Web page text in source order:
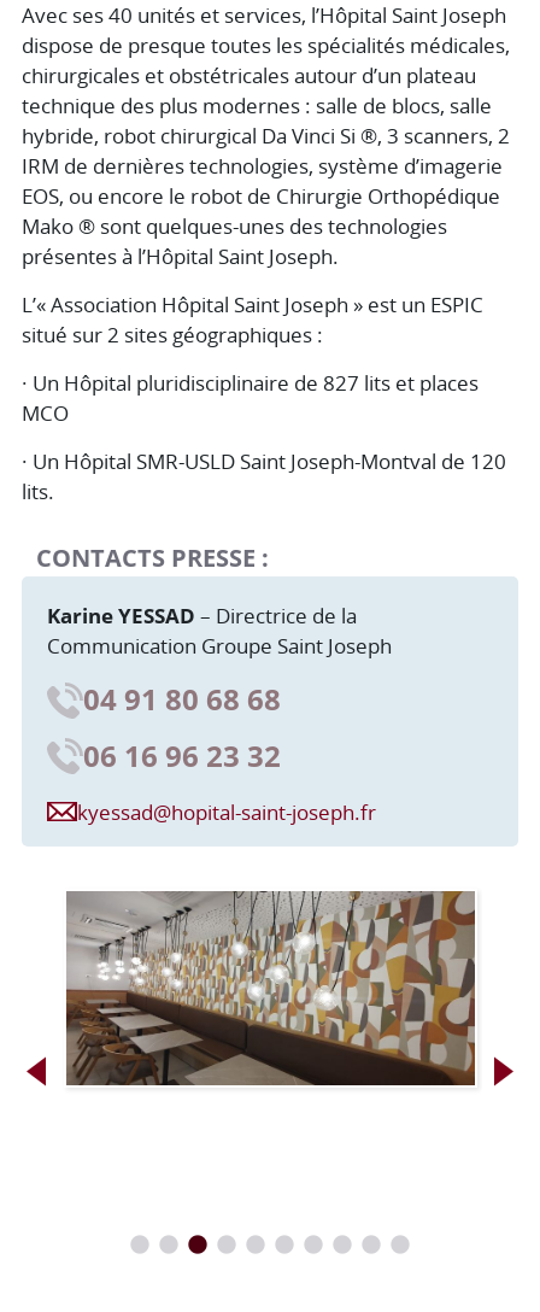
Avec ses 40 unités et services, l’Hôpital Saint Joseph
dispose de presque toutes les spécialités médicales,
chirurgicales et obstétricales autour d’un plateau
technique des plus modernes : salle de blocs, salle
hybride, robot chirurgical Da Vinci Si ®, 3 scanners, 2
IRM de dernières technologies, système d’imagerie
EOS, ou encore le robot de Chirurgie Orthopédique
Mako ® sont quelques-unes des technologies
présentes à l’Hôpital Saint Joseph.
L’« Association Hôpital Saint Joseph » est un ESPIC
situé sur 2 sites géographiques :
· Un Hôpital pluridisciplinaire de 827 lits et places
MCO
· Un Hôpital SMR-USLD Saint Joseph-Montval de 120
lits.
CONTACTS PRESSE :
Karine YESSAD – Directrice de la
Communication Groupe Saint Joseph
04 91 80 68 68
06 16 96 23 32
kyessad@hopital-saint-joseph.fr